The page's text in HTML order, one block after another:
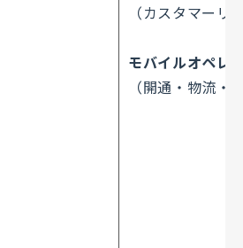
（カスタマーリ
モバイルオペレ
（開通・物流・